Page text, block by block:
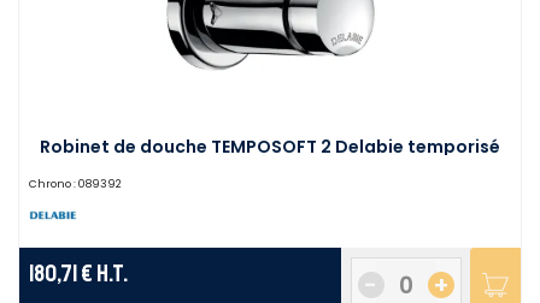
Robinet de douche TEMPOSOFT 2 Delabie temporisé
Chrono : 089392
180,71 € H.T. +
-